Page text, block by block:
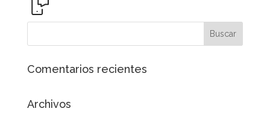
Comentarios recientes
Archivos